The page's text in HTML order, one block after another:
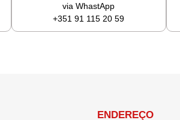
via WhastApp
+351 91 115 20 59
ENDEREÇO